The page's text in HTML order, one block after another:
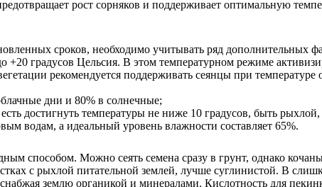
рост сорняков и поддерживает оптимальную
сроков, необходимо учитывать ряд дополнительных
+20 градусов Цельсия. В этом температурном режиме
рекомендуется поддерживать сеянцы при
дни и 80% в солнечные;
достигнуть температуры не ниже 10 градусов, быть
водам, а идеальный уровень влажности составляет 65%.
способом. Можно сеять семена сразу в грунт, однако
с рыхлой питательной землей, лучше суглинистой. В
землю органикой и минералами. Кислотность для